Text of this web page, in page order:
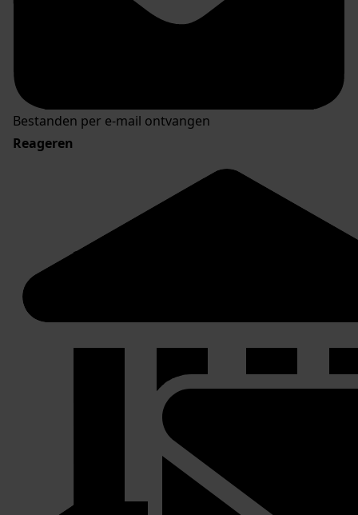
Bestanden per e-mail ontvangen
Reageren